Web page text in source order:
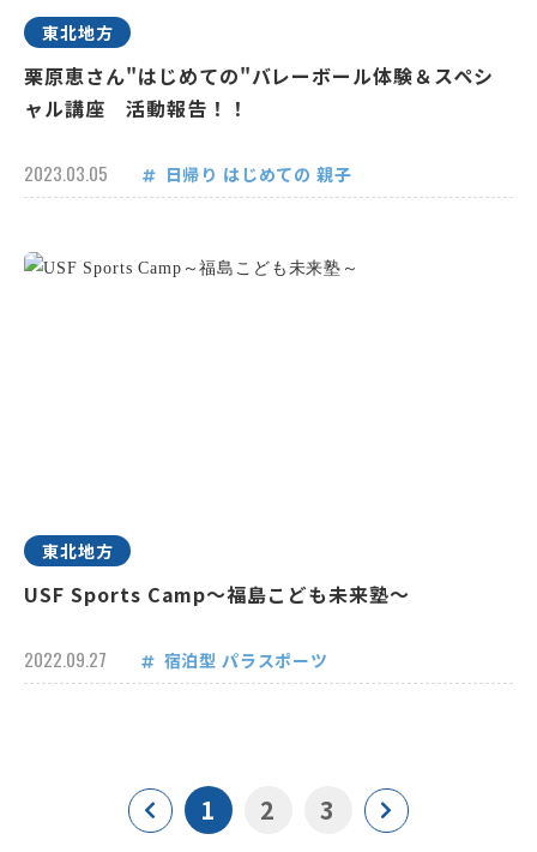
東北地方
栗原恵さん"はじめての"バレーボール体験＆スペシ
ャル講座 活動報告！！
2023.03.05 日帰り はじめての 親子
東北地方
USF Sports Camp～福島こども未来塾～
2022.09.27 宿泊型 パラスポーツ
1 2 3